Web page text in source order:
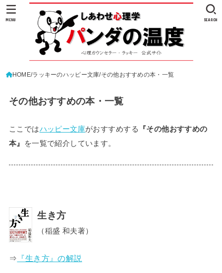
SEARCH
MENU
HOME ラッキーのハッピー文庫 その他おすすめの本・一覧
その他おすすめの本・一覧
ここではハッピー文庫がおすすめする
『その他おすすめの
本』
を一覧で紹介しています。
生き方
（稲盛 和夫著）
⇒ 『生き方』の解説